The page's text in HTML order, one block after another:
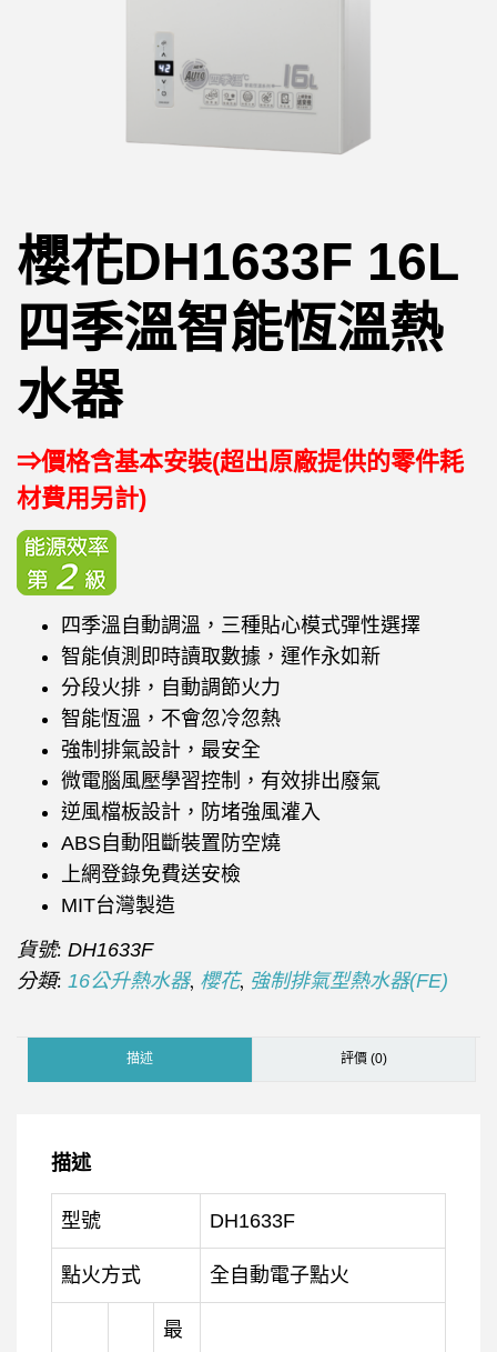
櫻花DH1633F 16L
四季溫智能恆溫熱
水器
⇒價格含基本安裝(超出原廠提供的零件耗
材費用另計)
四季溫自動調溫，三種貼心模式彈性選擇
智能偵測即時讀取數據，運作永如新
分段火排，自動調節火力
智能恆溫，不會忽冷忽熱
強制排氣設計，最安全
微電腦風壓學習控制，有效排出廢氣
逆風檔板設計，防堵強風灌入
ABS自動阻斷裝置防空燒
上網登錄免費送安檢
MIT台灣製造
貨號: DH1633F
分類: 16公升熱水器, 櫻花, 強制排氣型熱水器(FE)
描述 評價 (0)
描述
型號 DH1633F
點火方式 全自動電子點火
最